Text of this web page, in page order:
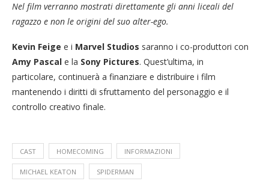
Nel film verranno mostrati direttamente gli anni liceali del
ragazzo e non le origini del suo alter-ego.
Kevin Feige e i Marvel Studios saranno i co-produttori con
Amy Pascal e la Sony Pictures. Quest’ultima, in
particolare, continuerà a finanziare e distribuire i film
mantenendo i diritti di sfruttamento del personaggio e il
controllo creativo finale.
CAST HOMECOMING INFORMAZIONI
MICHAEL KEATON SPIDERMAN